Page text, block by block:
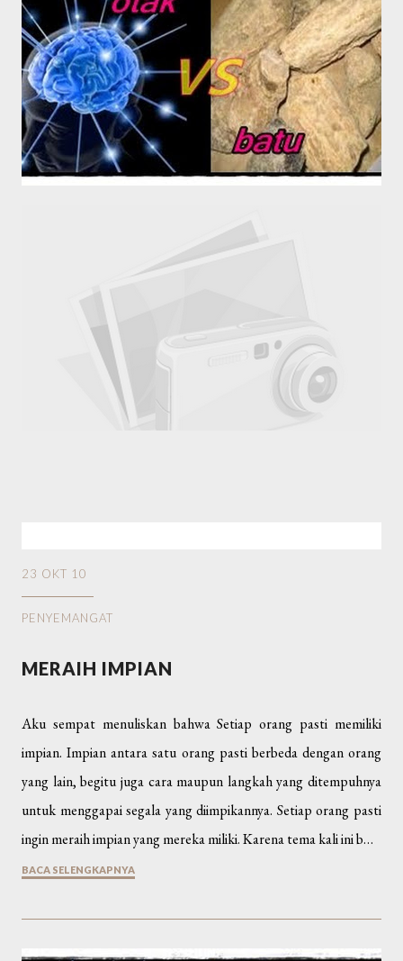
23 OKT 10
PENYEMANGAT
MERAIH IMPIAN
Aku sempat menuliskan bahwa Setiap orang pasti memiliki
impian. Impian antara satu orang pasti berbeda dengan orang
yang lain, begitu juga cara maupun langkah yang ditempuhnya
untuk menggapai segala yang diimpikannya. Setiap orang pasti
ingin meraih impian yang mereka miliki. Karena tema kali ini b…
BACA SELENGKAPNYA